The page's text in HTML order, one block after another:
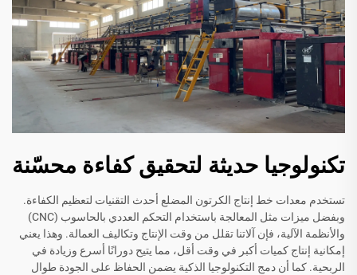
تكنولوجيا حديثة لتحقيق كفاءة محسّنة
تستخدم معدات خط إنتاج الكرتون المضلع أحدث التقنيات لتعظيم الكفاءة.
وبفضل ميزات مثل المعالجة باستخدام التحكم العددي بالحاسوب (CNC)
والأنظمة الآلية، فإن آلاتنا تقلل من وقت الإنتاج وتكاليف العمالة. وهذا يعني
إمكانية إنتاج كميات أكبر في وقت أقل، مما يتيح دورانًا أسرع وزيادة في
الربحية. كما أن دمج التكنولوجيا الذكية يضمن الحفاظ على الجودة طوال